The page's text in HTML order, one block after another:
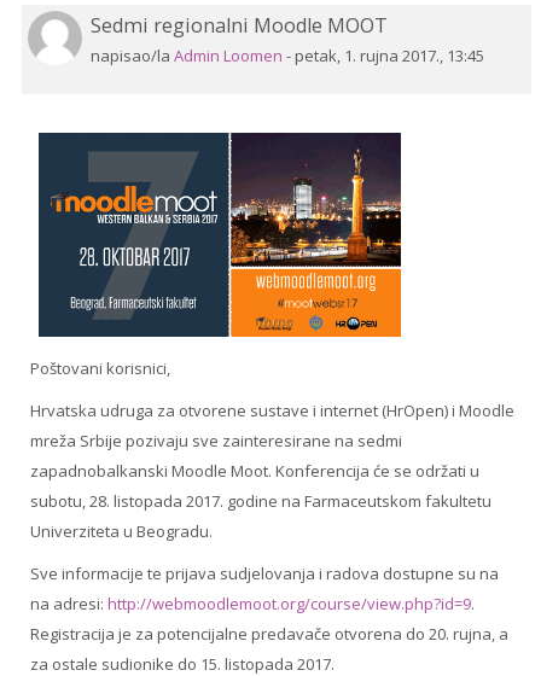
Pretraži
e-
kolegije
Sedmi regionalni Moodle MOOT
napisao/la Admin Loomen - petak, 1. rujna 2017., 13:45
Broj
odgovora:
Poštovani korisnici,
Hrvatska udruga za otvorene sustave i internet (HrOpen) i Moodle
mreža Srbije pozivaju sve zainteresirane na sedmi
zapadnobalkanski Moodle Moot. Konferencija će se održati u
subotu, 28. listopada 2017. godine na Farmaceutskom fakultetu
Univerziteta u Beogradu.
Sve informacije te prijava sudjelovanja i radova dostupne su na
na adresi: http://webmoodlemoot.org/course/view.php?id=9.
Registracija je za potencijalne predavače otvorena do 20. rujna, a
za ostale sudionike do 15. listopada 2017.